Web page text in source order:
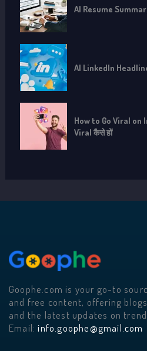
AI Resume
AI LinkedIn
How to Go Viral
Viral कैसे हों
Goophe.com is your go-to
and free content, offering
and the latest updates on
Email:info.goophe@gmail.com